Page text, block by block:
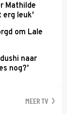
Mathilde
erg leuk'
om Lale
naar
nog?’
MEER TV